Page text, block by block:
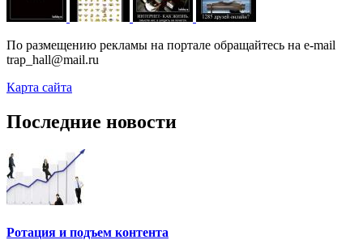
По размещению рекламы на портале обращайтесь на e-mail
trap_hall@mail.ru
Карта сайта
Последние новости
Ротация и подъем контента